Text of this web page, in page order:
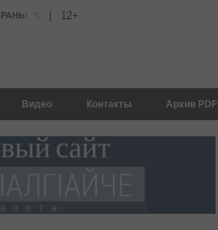
12+
Видео Контакты Архив PDF